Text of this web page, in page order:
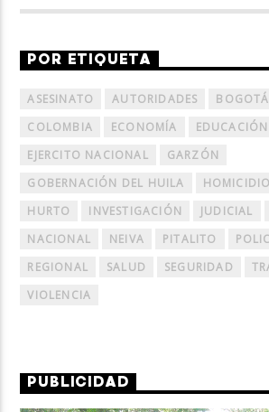
POR ETIQUETA
ASESINATO AUTORIDADES BOGOTÁ
COLOMBIA
ECONOMÍA
EDUCACIÓN
EJERCITO NACIONAL
GARZÓN
GOBERNACIÓN DEL HUILA
HOMICIDIO
HURTO
INVESTIGACIÓN JUDICIAL
NACIONAL
NEIVA PITALITO
REGIONAL
SALUD SEGURIDAD
VIOLENCIA
PUBLICIDAD